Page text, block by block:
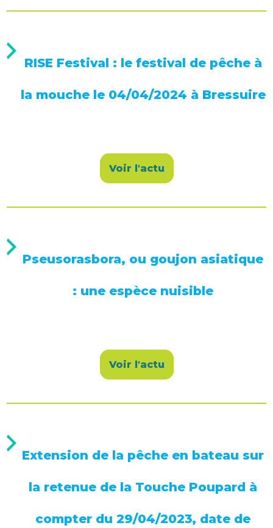
Voir l'actu
RISE Festival : le festival de pêche à
la mouche le 04/04/2024 à Bressuire
Voir l'actu
Pseusorasbora, ou goujon asiatique
: une espèce nuisible
Extension de la pêche en bateau sur
la retenue de la Touche Poupard à
compter du 29/04/2023, date de